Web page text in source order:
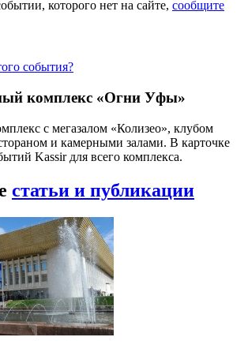
которого нет на сайте, сообщите
события?
комплекс «Огни Уфы»
с мегазалом «Колизео», клубом
и камерными залами. В карточке
Kassir для всего комплекса.
статьи и публикации